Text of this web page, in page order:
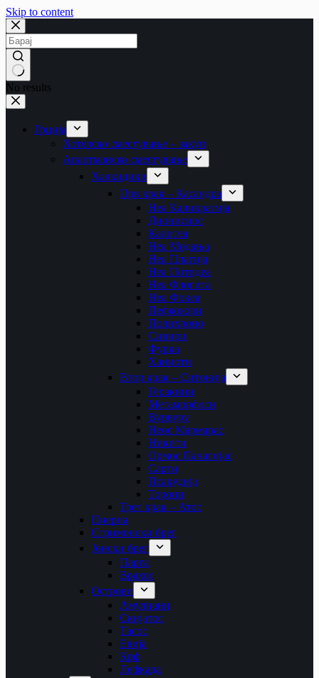
Skip to content
No results
Грција
Хотелско сместување – закуп
Апартманско сместување
Халкидики
Прв крак – Касандра
Неа Каликратија
Дионисиос
Калитеа
Неа Модања
Неа Плагија
Неа Потидеа
Неа Флогита
Неа Фокеа
Пефкохори
Полихроно
Сивири
Фурка
Ханиоти
Втор крак – Ситонија
Геракини
Метаморфоси
Вурвуру
Неос Мармарас
Никити
Ормос Панагијас
Сарти
Псакудија
Торони
Трет крак – Атос
Пиериа
Стримонски брег
Јонски брег
Парга
Врахос
Острови
Амулиани
Скијатос
Тасос
Евија
Крф
Лефкада